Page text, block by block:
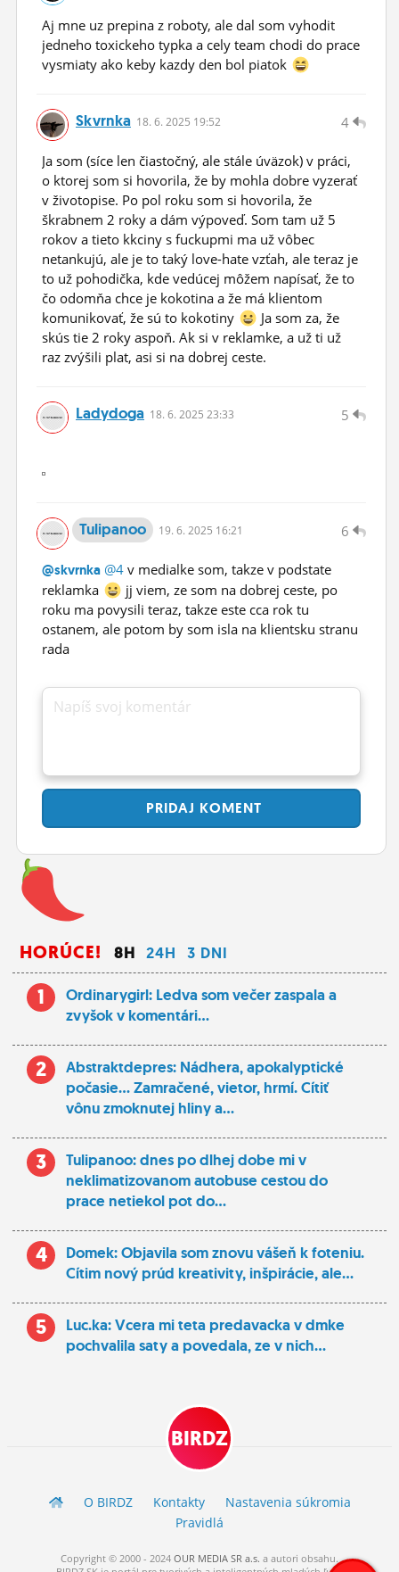
Aj mne uz prepina z roboty, ale dal som vyhodit
jedneho toxickeho typka a cely team chodi do prace
vysmiaty ako keby kazdy den bol piatok
4
Skvrnka 18. 6. 2025 19:52
Ja som (síce len čiastočný, ale stále úväzok) v práci,
o ktorej som si hovorila, že by mohla dobre vyzerať
v životopise. Po pol roku som si hovorila, že
škrabnem 2 roky a dám výpoveď. Som tam už 5
rokov a tieto kkciny s fuckupmi ma už vôbec
netankujú, ale je to taký love-hate vzťah, ale teraz je
to už pohodička, kde vedúcej môžem napísať, že to
čo odomňa chce je kokotina a že má klientom
komunikovať, že sú to kokotiny
Ja som za, že
skús tie 2 roky aspoň. Ak si v reklamke, a už ti už
raz zvýšili plat, asi si na dobrej ceste.
5
Ladydoga 18. 6. 2025 23:33
6
Tulipanoo 19. 6. 2025 16:21
@skvrnka @4 v medialke som, takze v podstate
reklamka
jj viem, ze som na dobrej ceste, po
roku ma povysili teraz, takze este cca rok tu
ostanem, ale potom by som isla na klientsku stranu
rada
Napíš svoj komentár
PRIDAJ KOMENT
HORÚCE! 8H 24H 3 DNI
1
Ordinarygirl: Ledva som večer zaspala a
zvyšok v komentári...
2
Abstraktdepres: Nádhera, apokalyptické
počasie... Zamračené, vietor, hrmí. Cítiť
vônu zmoknutej hliny a...
3
Tulipanoo: dnes po dlhej dobe mi v
neklimatizovanom autobuse cestou do
prace netiekol pot do...
4
Domek: Objavila som znovu vášeň k foteniu.
Cítim nový prúd kreativity, inšpirácie, ale...
5
Luc.ka: Vcera mi teta predavacka v dmke
pochvalila saty a povedala, ze v nich...
BIRDZ
O BIRDZ Kontakty
Nastavenia súkromia
Pravidlá
Copyright © 2000 - 2024 OUR MEDIA SR a.s. a autori obsahu.